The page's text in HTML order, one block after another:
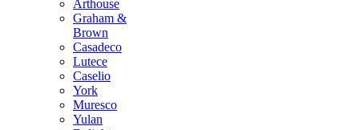
Arthouse
Graham &
Brown
Casadeco
Lutece
Caselio
York
Muresco
Yulan